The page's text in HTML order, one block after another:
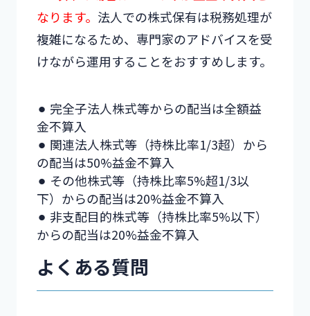
なります。 法人での株式保有は税務処理が
複雑になるため、専門家のアドバイスを受
けながら運用することをおすすめします。
⚫︎ 完全子法人株式等からの配当は全額益
金不算入
⚫︎ 関連法人株式等（持株比率1/3超）から
の配当は50%益金不算入
⚫︎ その他株式等（持株比率5%超1/3以
下）からの配当は20%益金不算入
⚫︎ 非支配目的株式等（持株比率5%以下）
からの配当は20%益金不算入
よくある質問